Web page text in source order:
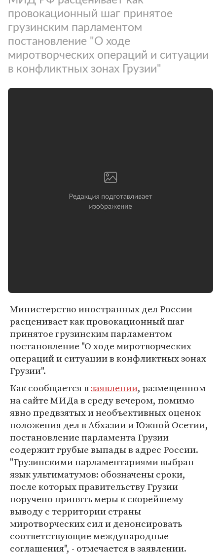
провокационный шаг принятое
грузинским парламентом
постановление "О ходе
миротворческих операций и ситуации
в конфликтных зонах Грузии"
Министерство иностранных дел России
расценивает как провокационный шаг
принятое грузинским парламентом
постановление "О ходе миротворческих
операций и ситуации в конфликтных зонах
Грузии".
Как сообщается взаявлении, размещенном
на сайте МИДа в среду вечером, помимо
явно предвзятых и необъективных оценок
положения дел в Абхазии и Южной Осетии,
постановление парламента Грузии
содержит грубые выпады в адрес России.
"Грузинскими парламентариями выбран
язык ультиматумов: обозначены сроки,
после которых правительству Грузии
поручено принять меры к скорейшему
выводу с территории страны
миротворческих сил и денонсировать
соответствующие международные
соглашения", - отмечается в заявлении.